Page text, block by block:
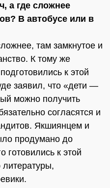
а где сложнее
В автобусе или в
там замкнутое и
К тому же
к этой
заявил, что «дети —
можно получить
согласятся и
Якшиянцем и
продумано до
готовились к этой
литературы,